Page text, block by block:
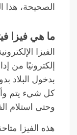
الصحيحة، هذا
ما هي فيزا
الفيزا
إلكترونيًا من
بدخول البلاد
كل شيء يتم
وحتى استلام
هذه الفيزا